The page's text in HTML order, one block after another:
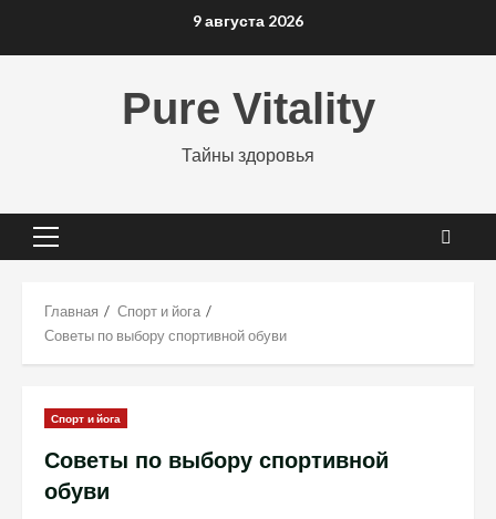
9 августа 2026
Pure Vitality
Тайны здоровья
Основное
Главная
Спорт и йога
Советы по выбору спортивной обуви
Спорт и йога
Советы по выбору спортивной
обуви